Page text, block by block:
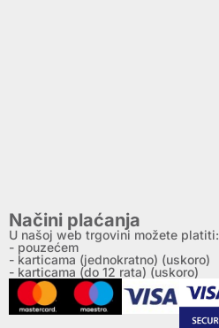
Načini plaćanja
U našoj web trgovini možete platiti:
- pouzećem
- karticama (jednokratno) (uskoro)
- karticama (do 12 rata) (uskoro)